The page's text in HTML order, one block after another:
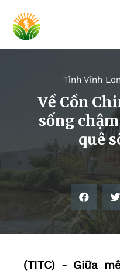
Tỉnh Vĩnh
Về Cồn
sống
quê
(TITC) - Giữa